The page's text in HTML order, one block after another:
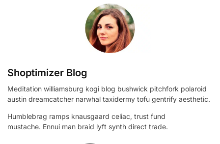
Shoptimizer Blog
Meditation williamsburg kogi blog bushwick pitchfork polaroid
austin dreamcatcher narwhal taxidermy tofu gentrify aesthetic.
Humblebrag ramps knausgaard celiac, trust fund
mustache. Ennui man braid lyft synth direct trade.